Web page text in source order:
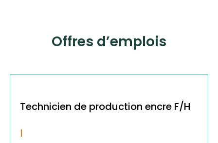
Offres d’emplois
Technicien de production encre F/H
|